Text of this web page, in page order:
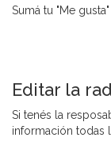
Sumá tu "Me
Editar la
Si tenés la
información todas